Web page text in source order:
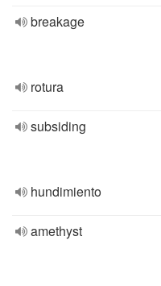
breakage
rotura
subsiding
hundimiento
amethyst